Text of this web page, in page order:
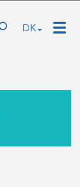
DK